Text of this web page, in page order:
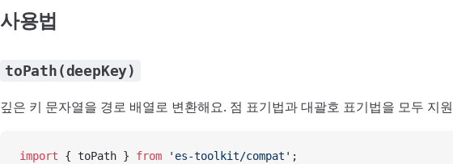
사용법
toPath(deepKey)
깊은 키 문자열을 경로 배열로 변환해요. 점 표기법과 대괄호 표기법을 모두 지
import { toPath } from 'es-toolkit/compat' ;